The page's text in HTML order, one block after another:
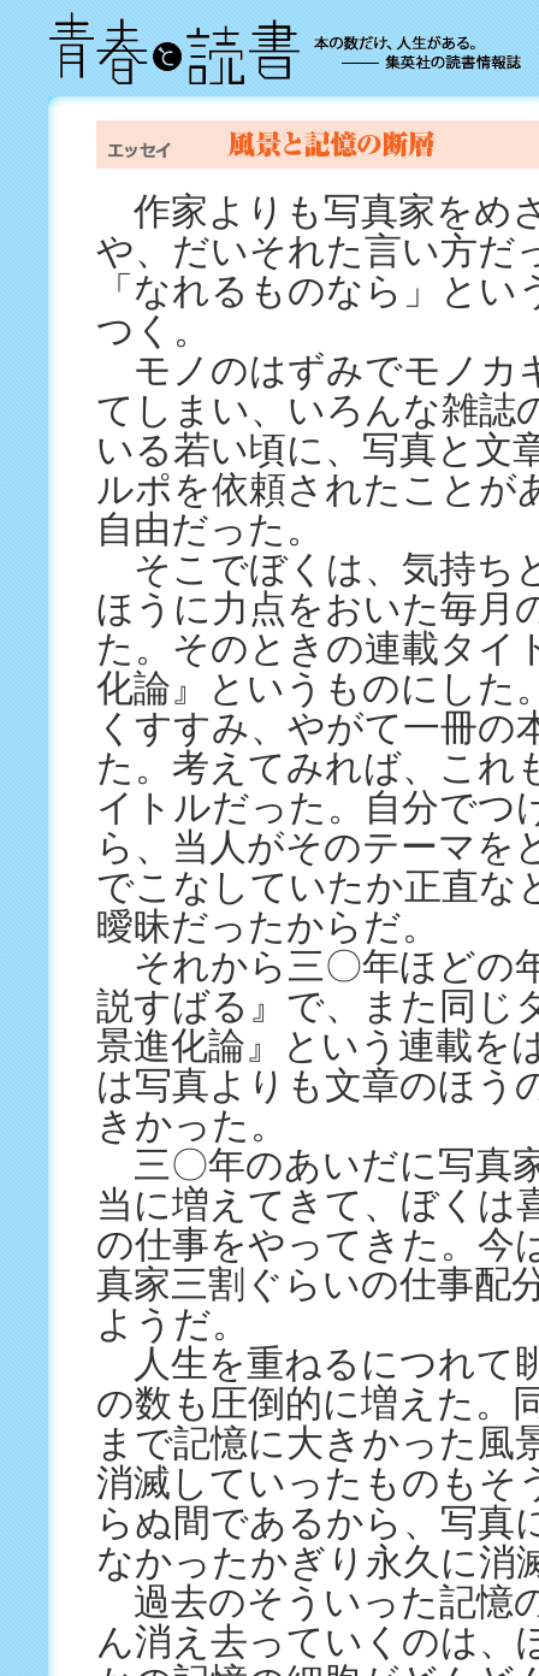
作家よりも写真家をめ
や、だいそれた言い方だ
「なれるものなら」とい
つく。
モノのはずみでモノカ
てしまい、いろんな雑誌
いる若い頃に、写真と文
ルポを依頼されたことが
自由だった。
そこでぼくは、気持ち
ほうに力点をおいた毎月
た。そのときの連載タイ
化論』というものにした
くすすみ、やがて一冊の
た。考えてみれば、これ
イトルだった。自分でつ
ら、当人がそのテーマを
でこなしていたか正直な
曖昧だったからだ。
それから三〇年ほどの
説すばる』で、また同じ
景進化論』という連載を
は写真よりも文章のほう
きかった。
三〇年のあいだに写真
当に増えてきて、ぼくは
の仕事をやってきた。今
真家三割ぐらいの仕事配
ようだ。
人生を重ねるにつれて
の数も圧倒的に増えた。
まで記憶に大きかった風
消滅していったものもそ
らぬ間であるから、写真
なかったかぎり永久に消
過去のそういった記憶
ん消え去っていくのは、